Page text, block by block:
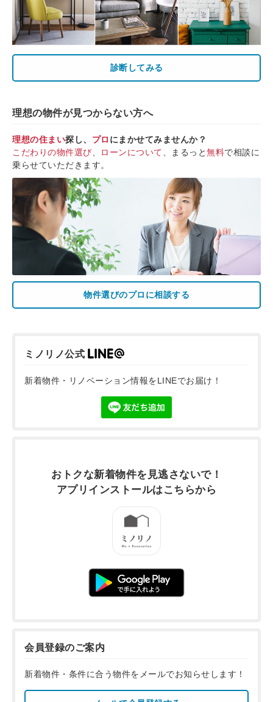
診断してみる
理想の物件が見つからない方へ
理想の住まい探し、 プロ にまかせてみませんか？
こだわりの物件選び
ローンについて 、まるっと無料で相談に
乗らせていただきます。
物件選びのプロに相談する
ミノリノ公式
新着物件・リノベーション情報をLINEでお届け！
おトクな新着物件を 見逃さないで！
アプリインストールはこちらから
会員登録のご案内
新着物件・条件に合う物件をメールでお知らせします！